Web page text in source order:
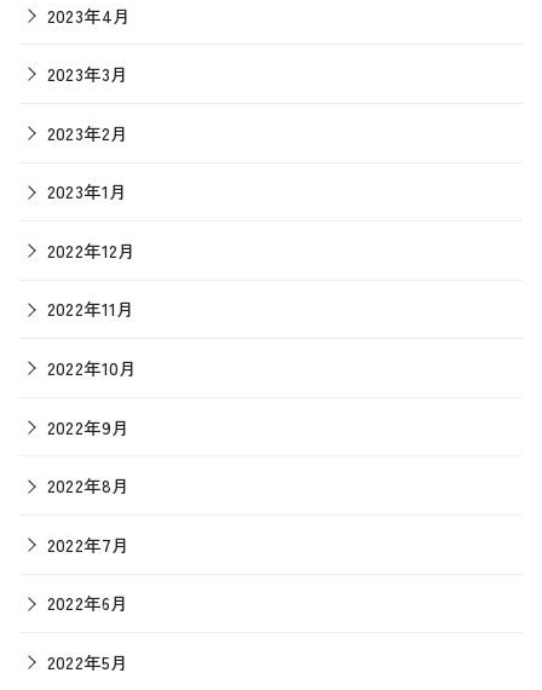
2023年4月
2023年3月
2023年2月
2023年1月
2022年12月
2022年11月
2022年10月
2022年9月
2022年8月
2022年7月
2022年6月
2022年5月